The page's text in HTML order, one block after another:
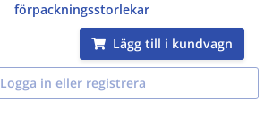
förpackningsstorlekar
Lägg till i kundvagn
Logga in eller registrera